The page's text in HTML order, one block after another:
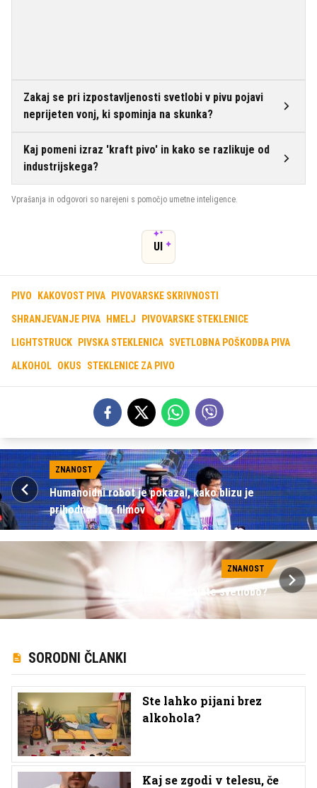
Zakaj se pri izpostavljenosti svetlobi v pivu pojavi
neprijeten vonj, ki spominja na skunka?
Kaj pomeni izraz 'kraft pivo' in kako se razlikuje od
industrijskega?
Vprašanja in odgovori so narejeni s pomočjo umetne inteligence.
UI
PIVO KAKOVOST PIVA PIVOVARSKE SKRIVNOSTI
SHRANJEVANJE PIVA HMELJ PIVOVARSKE STEKLENICE
LIGHTSTRUCK PIVSKA STEKLENICA SVETLOBNA POŠKODBA PIVA
ALKOHOL OKUS STEKLENICE ZA PIVO
ZNANOST
Humanoidni robot je pokazal, kako blizu je
prihodnost iz filmov
ZNANOST
Veste, da oddajate svetlobo?
SORODNI ČLANKI
Ste lahko pijani brez
alkohola?
Kaj se zgodi v telesu, če